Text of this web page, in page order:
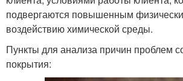
подвергаются повышенным
воздействию химической среды.
Пункты для анализа причин проблем
покрытия: